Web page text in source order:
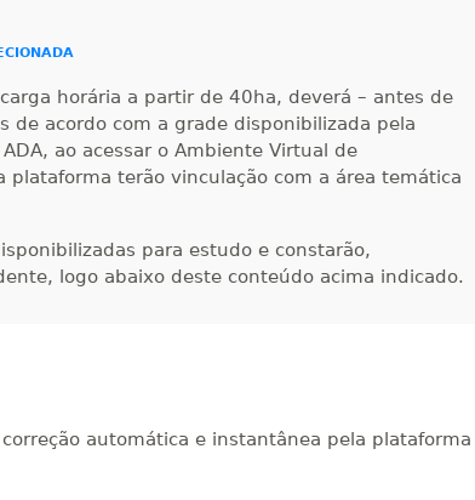
Matricular
Visualizar
ELETRÔNICO
R$ 2.240,16
horária a partir de 40ha, deverá – antes de
de acordo com a grade disponibilizada pela
ao acessar o Ambiente Virtual de
plataforma terão vinculação com a área temática
para estudo e constarão,
logo abaixo deste conteúdo acima indicado.
automática e instantânea pela plataforma